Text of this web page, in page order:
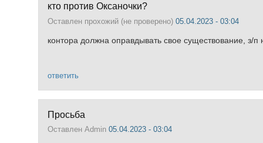
кто против Оксаночки?
Оставлен прохожий (не проверено) 05.04.2023 - 03:04
контора должна оправдывать свое существование, з/п
ответить
Просьба
Оставлен Admin 05.04.2023 - 03:04